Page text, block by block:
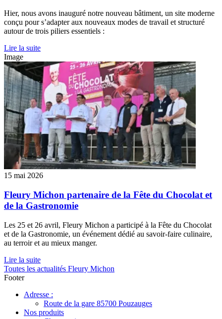
Hier, nous avons inauguré notre nouveau bâtiment, un site moderne
conçu pour s’adapter aux nouveaux modes de travail et structuré
autour de trois piliers essentiels :
Lire la suite
Image
15 mai 2026
Fleury Michon partenaire de la Fête du Chocolat et
de la Gastronomie
Les 25 et 26 avril, Fleury Michon a participé à la Fête du Chocolat
et de la Gastronomie, un événement dédié au savoir-faire culinaire,
au terroir et au mieux manger.
Lire la suite
Toutes les actualités Fleury Michon
Footer
Adresse :
Route de la gare 85700 Pouzauges
Nos produits